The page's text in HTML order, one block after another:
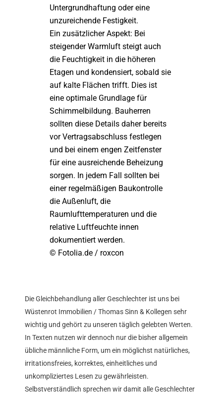
Untergrundhaftung oder eine
unzureichende Festigkeit.
Ein zusätzlicher Aspekt: Bei
steigender Warmluft steigt auch
die Feuchtigkeit in die höheren
Etagen und kondensiert, sobald sie
auf kalte Flächen trifft. Dies ist
eine optimale Grundlage für
Schimmelbildung. Bauherren
sollten diese Details daher bereits
vor Vertragsabschluss festlegen
und bei einem engen Zeitfenster
für eine ausreichende Beheizung
sorgen. In jedem Fall sollten bei
einer regelmäßigen Baukontrolle
die Außenluft, die
Raumlufttemperaturen und die
relative Luftfeuchte innen
dokumentiert werden.
© Fotolia.de / roxcon
Die Gleichbehandlung aller Geschlechter ist uns bei
Wüstenrot Immobilien / Thomas Sinn & Kollegen sehr
wichtig und gehört zu unseren täglich gelebten Werten.
In Texten nutzen wir dennoch nur die bisher allgemein
übliche männliche Form, um ein möglichst natürliches,
irritationsfreies, korrektes, einheitliches und
unkompliziertes Lesen zu gewährleisten.
Selbstverständlich sprechen wir damit alle Geschlechter